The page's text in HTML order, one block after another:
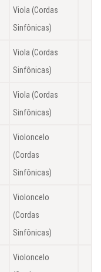
Viola (Cordas
Sinfônicas)
Viola (Cordas
Sinfônicas)
Viola (Cordas
Sinfônicas)
Violoncelo
(Cordas
Sinfônicas)
Violoncelo
(Cordas
Sinfônicas)
Violoncelo